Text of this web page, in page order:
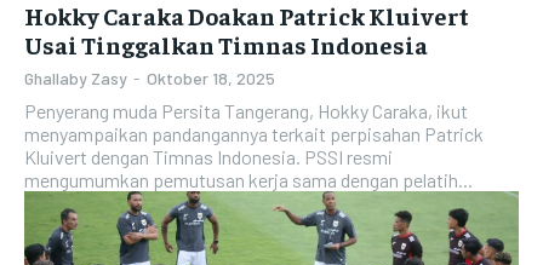
Hokky Caraka Doakan Patrick Kluivert
Usai Tinggalkan Timnas Indonesia
Ghallaby Zasy - Oktober 18, 2025
Penyerang muda Persita Tangerang, Hokky Caraka, ikut
menyampaikan pandangannya terkait perpisahan Patrick
Kluivert dengan Timnas Indonesia. PSSI resmi
mengumumkan pemutusan kerja sama dengan pelatih...